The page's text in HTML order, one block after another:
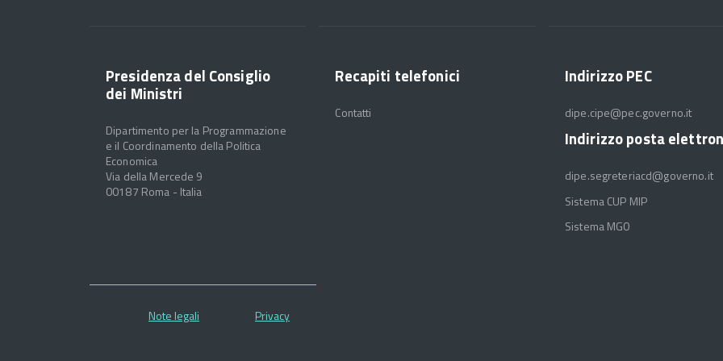
Presidenza del Consiglio
dei Ministri
Dipartimento per la Programmazione
e il Coordinamento della Politica
Economica
Via della Mercede 9
00187 Roma - Italia
Recapiti telefonici
Contatti
Indirizzo PEC
dipe.cipe@pec.governo.it
Indirizzo posta
dipe.segreteriacd@governo.it
Sistema CUP MIP
Sistema MGO
Note legali Privacy